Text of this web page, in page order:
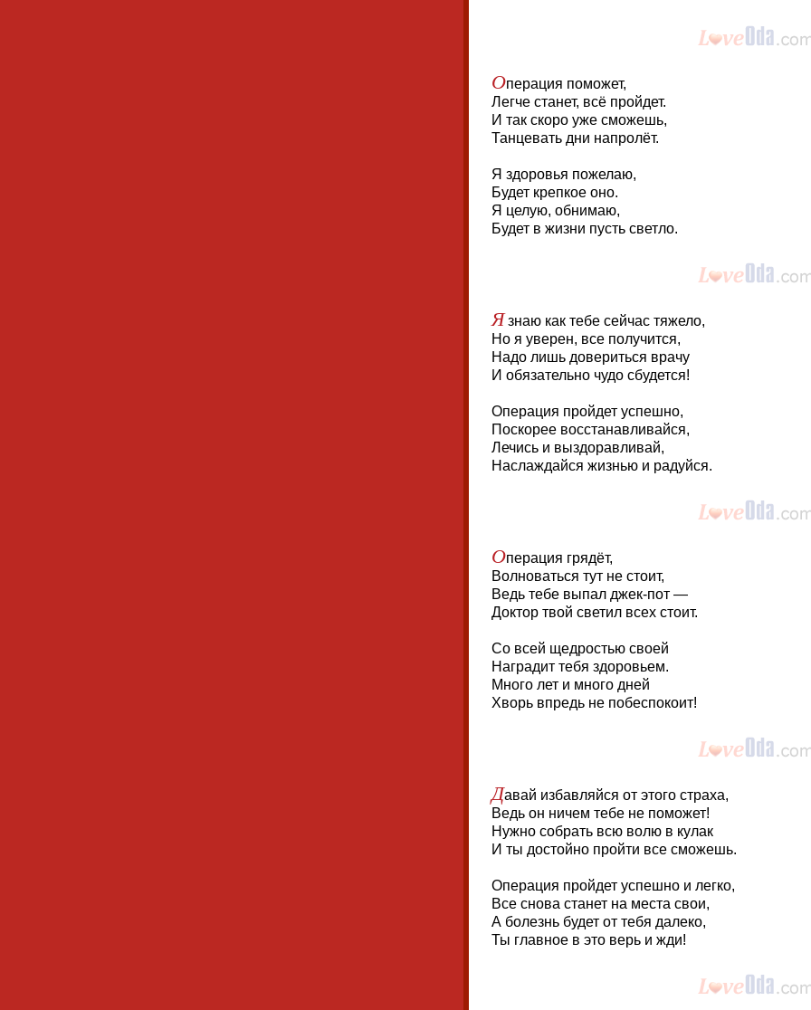
Операция поможет,
Легче станет, всё пройдет.
И так скоро уже сможешь,
Танцевать дни напролёт.
Я здоровья пожелаю,
Будет крепкое оно.
Я целую, обнимаю,
Будет в жизни пусть светло.
Я знаю как тебе сейчас тяжело,
Но я уверен, все получится,
Надо лишь довериться врачу
И обязательно чудо сбудется!
Операция пройдет успешно,
Поскорее восстанавливайся,
Лечись и выздоравливай,
Наслаждайся жизнью и радуйся.
Операция грядёт,
Волноваться тут не стоит,
Ведь тебе выпал джек-пот —
Доктор твой светил всех стоит.
Со всей щедростью своей
Наградит тебя здоровьем.
Много лет и много дней
Хворь впредь не побеспокоит!
Давай избавляйся от этого страха,
Ведь он ничем тебе не поможет!
Нужно собрать всю волю в кулак
И ты достойно пройти все сможешь.
Операция пройдет успешно и легко,
Все снова станет на места свои,
А болезнь будет от тебя далеко,
Ты главное в это верь и жди!